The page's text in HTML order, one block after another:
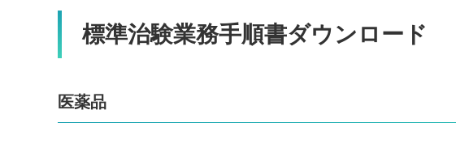
標準治験業務手順書ダウンロード
医薬品